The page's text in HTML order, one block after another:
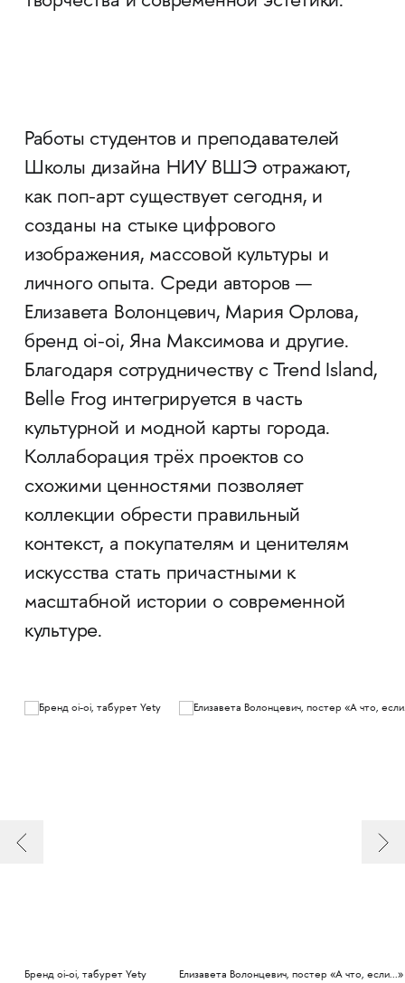
Работы студентов и преподавателей
Школы дизайна НИУ ВШЭ отражают,
как поп-арт существует сегодня, и
созданы на стыке цифрового
изображения, массовой культуры и
личного опыта. Среди авторов —
Елизавета Волонцевич, Мария Орлова,
бренд oi-oi, Яна Максимова и другие.
Благодаря сотрудничеству с Trend Island,
Belle Frog интегрируется в часть
культурной и модной карты города.
Коллаборация трёх проектов со
схожими ценностями позволяет
коллекции обрести правильный
контекст, а покупателям и ценителям
искусства стать причастными к
масштабной истории о современной
культуре.
Бренд oi-oi, табурет Yety Елизавета Волонцевич, постер «А что, если...»